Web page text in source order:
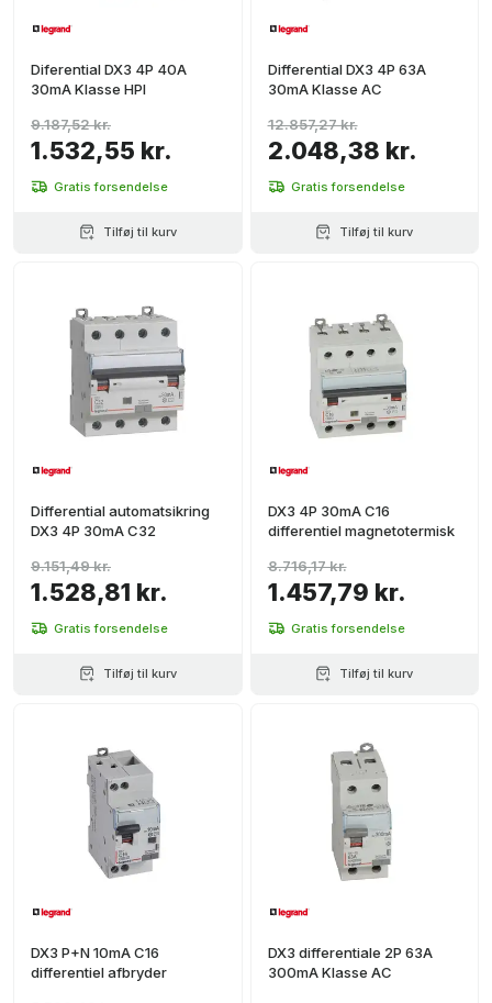
Diferential DX3 4P 40A
30mA Klasse HPI
1.532,55 kr.
9.187,52 kr.
Gratis forsendelse
Tilføj til kurv
Differential DX3 4P 63A
30mA Klasse AC
2.048,38 kr.
12.857,27 kr.
Gratis forsendelse
Tilføj til kurv
Differential automatsikring
DX3 4P 30mA C32
1.528,81 kr.
9.151,49 kr.
Gratis forsendelse
Tilføj til kurv
DX3 4P 30mA C16
differentiel magnetotermisk
1.457,79 kr.
8.716,17 kr.
Gratis forsendelse
Tilføj til kurv
DX3 P+N 10mA C16
differentiel afbryder
DX3 differentiale 2P 63A
300mA Klasse AC